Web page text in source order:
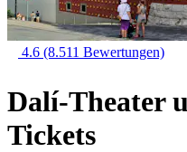
4.6 (8.511 Bewertungen)
Dalí-Theater
Tickets